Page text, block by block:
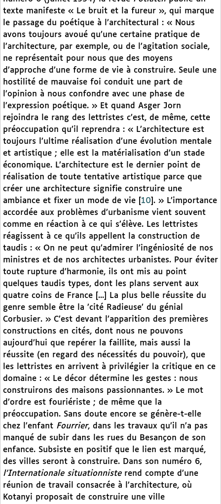
texte manifeste « Le bruit et la fureur », qui marque
le passage du poétique à l’architectural : « Nous
avons toujours avoué qu’une certaine pratique de
l’architecture, par exemple, ou de l’agitation sociale,
ne représentait pour nous que des moyens
d’approche d’une forme de vie à construire. Seule une
hostilité de mauvaise foi conduit une part de
l’opinion à nous confondre avec une phase de
l’expression poétique. » Et quand Asger Jorn
rejoindra le rang des lettristes c’est, de même, cette
préoccupation qu’il reprendra : « L’architecture est
toujours l’ultime réalisation d’une évolution mentale
et artistique ; elle est la matérialisation d’un stade
économique. L’architecture est le dernier point de
réalisation de toute tentative artistique parce que
créer une architecture signifie construire une
ambiance et fixer un mode de vie
10 . » L’importance
accordée aux problèmes d’urbanisme vient souvent
comme en réaction à ce qui s’élève. Les lettristes
réagissent à ce qu’ils appellent la construction de
taudis : « On ne peut qu’admirer l’ingéniosité de nos
ministres et de nos architectes urbanistes. Pour éviter
toute rupture d’harmonie, ils ont mis au point
quelques taudis types, dont les plans servent aux
quatre coins de France [...] La plus belle réussite du
genre semble être la ’cité Radieuse’ du génial
Corbusier. » C’est devant l’apparition des premières
constructions en cités, dont nous ne pouvons
aujourd’hui que repérer la faillite, mais aussi la
réussite (en regard des nécessités du pouvoir), que
les lettristes en arrivent à privilégier la critique en ce
domaine : « Le décor détermine les gestes : nous
construirons des maisons passionnantes. » Le mot
d’ordre est fouriériste ; de même que la
préoccupation. Sans doute encore se génère-t-elle
chez l’enfant Fourrier, dans les travaux qu’il n’a pas
manqué de subir dans les rues du Besançon de son
enfance. Subsiste en positif que le lien est marqué,
des villes seront à construire. Dans son numéro 6,
l’Internationale situationnisterend compte d’une
réunion de travail consacrée à l’architecture, où
Kotanyi proposait de construire une ville